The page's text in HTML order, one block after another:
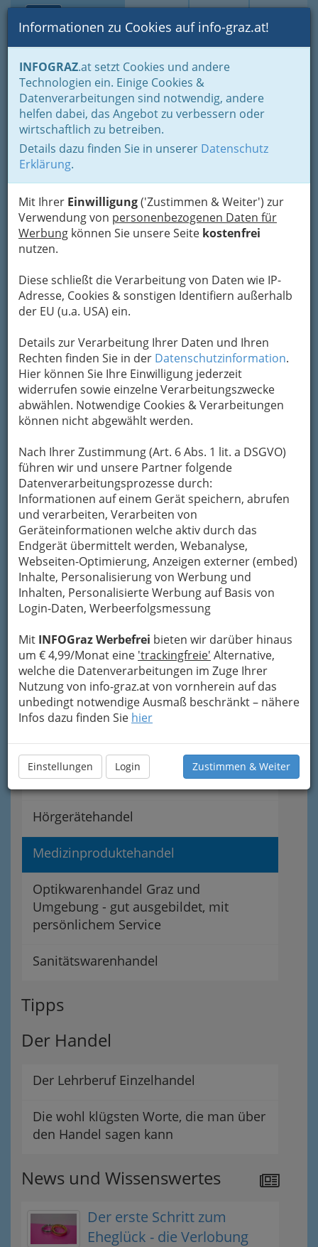
Suche Login Toggle
Informationen zu Cookies auf info-graz.at!
INFOGRAZ.at setzt Cookies und andere
Technologien ein. Einige Cookies &
Datenverarbeitungen sind notwendig, andere
helfen dabei, das Angebot zu verbessern oder
wirtschaftlich zu betreiben.
Details dazu finden Sie in unserer Datenschutz
Erklärung.
Mit Ihrer Einwilligung('Zustimmen & Weiter') zur
Verwendung von personenbezogenen Daten für
Werbung können Sie unsere Seite kostenfrei
nutzen.
Diese schließt die Verarbeitung von Daten wie IP-
Adresse, Cookies & sonstigen Identifiern außerhalb
der EU (u.a. USA) ein.
Details zur Verarbeitung Ihrer Daten und Ihren
Rechten finden Sie in der Datenschutzinformation.
Hier können Sie Ihre Einwilligung jederzeit
widerrufen sowie einzelne Verarbeitungszwecke
abwählen. Notwendige Cookies & Verarbeitungen
können nicht abgewählt werden.
Nach Ihrer Zustimmung (Art. 6 Abs. 1 lit. a DSGVO)
führen wir und unsere Partner folgende
Datenverarbeitungsprozesse durch:
Informationen auf einem Gerät speichern, abrufen
und verarbeiten, Verarbeiten von
Geräteinformationen welche aktiv durch das
Endgerät übermittelt werden, Webanalyse,
Webseiten-Optimierung, Anzeigen externer (embed)
Inhalte, Personalisierung von Werbung und
Inhalten, Personalisierte Werbung auf Basis von
Login-Daten, Werbeerfolgsmessung
Mit INFOGraz Werbefrei bieten wir darüber hinaus
um € 4,99/Monat eine 'trackingfreie' Alternative,
welche die Datenverarbeitungen im Zuge Ihrer
Nutzung von info-graz.at von vornherein auf das
unbedingt notwendige Ausmaß beschränkt – nähere
Infos dazu finden Sie hier
Einstellungen Login Zustimmen & Weiter
Home Branchen
Einkaufen & Schenken - der Handel
Der Handel nach WKO-Gliederung
Foto-und Optik- & Medizinproduktehandel
Medizinproduktehandel
BIOMEDICA
Medizinprodukte GmbH &
CO KG
Kärntner Straße 187, 8053 Graz-Neuhart
+43 316 381 782
+43 316 381 782-3
Karte
Adresse mit Google Maps anschauen
Navigation
Dentalwarenhandel
Elektro-med. Apparate bzw. Geräte
Fotohandel - Kameras
Hörgerätehandel
Medizinproduktehandel
Optikwarenhandel Graz und
Umgebung - gut ausgebildet, mit
persönlichem Service
Sanitätswarenhandel
Tipps
Der Handel
Der Lehrberuf Einzelhandel
Die wohl klügsten Worte, die man über
den Handel sagen kann
News und Wissenswertes
Der erste Schritt zum
Eheglück - die Verlobung